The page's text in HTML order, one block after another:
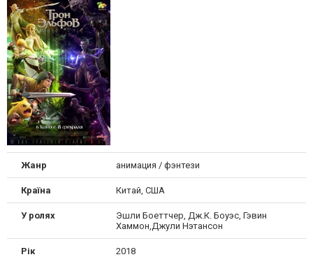
Жанр анимация / фэнтези
Країна Китай, США
У ролях
Эшли Боеттчер, Дж.К. Боуэс, Гэвин
Хаммон,Джули Нэтансон
Рік 2018